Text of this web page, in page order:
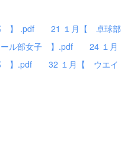
】 .pdf 21 １月【 卓
ール部女子 】.pdf 24 １
】.pdf 32 １月【 ウエイ